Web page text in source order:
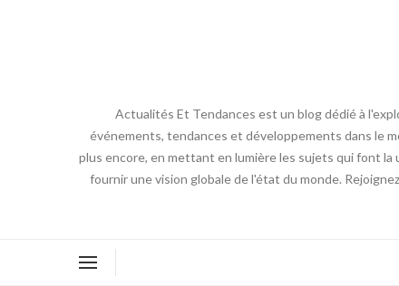
Actualités Et Tendances est un blog dédié à
événements, tendances et développements dans le
plus encore, en mettant en lumière les sujets qui font
fournir une vision globale de l'état du monde.